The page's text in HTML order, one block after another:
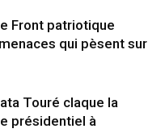
Front patriotique
qui pèsent sur
Touré claque la
présidentiel à